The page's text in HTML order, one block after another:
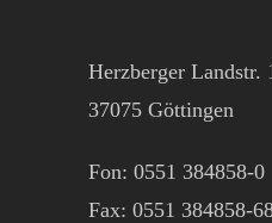
Herzberger Landstr.
37075 Göttingen
Fon: 0551 384858-0
Fax: 0551 384858-